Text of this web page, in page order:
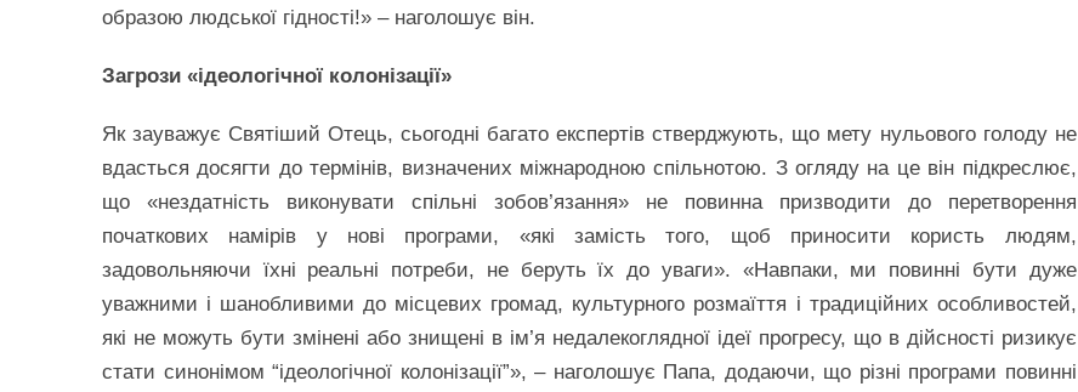
образою людської гідності!» – наголошує він.
Загрози «ідеологічної колонізації»
Як зауважує Святіший Отець, сьогодні багато експертів стверджують, що мету нульового голоду не
вдасться досягти до термінів, визначених міжнародною спільнотою. З огляду на це він підкреслює,
що «нездатність виконувати спільні зобов’язання» не повинна призводити до перетворення
початкових намірів у нові програми, «які замість того, щоб приносити користь людям,
задовольняючи їхні реальні потреби, не беруть їх до уваги». «Навпаки, ми повинні бути дуже
уважними і шанобливими до місцевих громад, культурного розмаїття і традиційних особливостей,
які не можуть бути змінені або знищені в ім’я недалекоглядної ідеї прогресу, що в дійсності ризикує
стати синонімом “ідеологічної колонізації”», – наголошує Папа, додаючи, що різні програми повинні